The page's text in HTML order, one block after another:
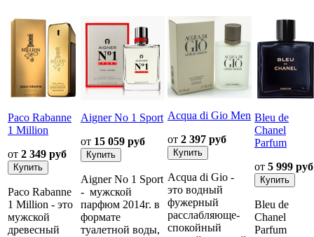
Paco Rabanne
1 Million
от 2 349 руб
Paco Rabanne
1 Million - это
мужской
древесный
Aigner No 1 Sport
от 15 059 руб
Aigner No 1 Sport
- мужской
парфюм 2014г. в
формате
туалетной воды,
Acqua di Gio Men
от 2 397 руб
Acqua di Gio -
это водный
фужерный
расслабляюще-
спокойный
Bleu de
Chanel
Parfum
от 5 999 руб
Bleu de
Chanel
Parfum